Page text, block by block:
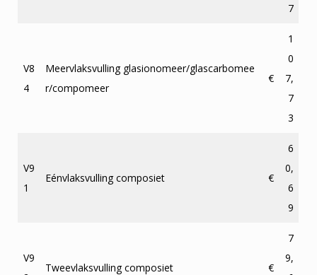
7
V8
4
Meervlaksvulling glasionomeer/glascarbomee
r/compomeer
€
1
0
7,
7
3
V9
1
Eénvlaksvulling composiet €
6
0,
6
9
V9
Tweevlaksvulling composiet €
7
9,